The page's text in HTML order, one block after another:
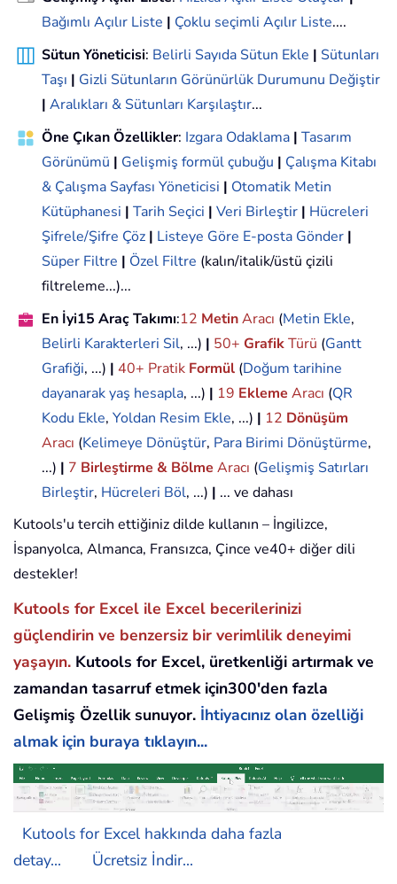
Bağımlı Açılır Liste | Çoklu seçimli Açılır Liste....
Sütun Yöneticisi: Belirli Sayıda Sütun Ekle | Sütunları
Taşı | Gizli Sütunların Görünürlük Durumunu Değiştir
| Aralıkları & Sütunları Karşılaştır...
Öne Çıkan Özellikler: Izgara Odaklama | Tasarım
Görünümü | Gelişmiş formül çubuğu | Çalışma Kitabı
& Çalışma Sayfası Yöneticisi | Otomatik Metin
Kütüphanesi | Tarih Seçici | Veri Birleştir | Hücreleri
Şifrele/Şifre Çöz | Listeye Göre E-posta Gönder |
Süper Filtre | Özel Filtre (kalın/italik/üstü çizili
filtreleme...)...
En İyi15 Araç Takımı:12 MetinAracı (Metin Ekle,
Belirli Karakterleri Sil, ...) | 50+ GrafikTürü (Gantt
Grafiği, ...) | 40+ Pratik Formül (Doğum tarihine
dayanarak yaş hesapla, ...) | 19 Ekleme Aracı (QR
Kodu Ekle, Yoldan Resim Ekle, ...) | 12 Dönüşüm
Aracı (Kelimeye Dönüştür, Para Birimi Dönüştürme,
...) | 7 Birleştirme & Bölme Aracı (Gelişmiş Satırları
Birleştir, Hücreleri Böl, ...) | ... ve dahası
Kutools'u tercih ettiğiniz dilde kullanın – İngilizce,
İspanyolca, Almanca, Fransızca, Çince ve40+ diğer dili
destekler!
Kutools for Excel ile Excel becerilerinizi
güçlendirin ve benzersiz bir verimlilik deneyimi
yaşayın. Kutools for Excel, üretkenliği artırmak ve
zamandan tasarruf etmek için300'den fazla
Gelişmiş Özellik sunuyor. İhtiyacınız olan özelliği
almak için buraya tıklayın...
Kutools for Excel hakkında daha fazla
detay...
Ücretsiz İndir...